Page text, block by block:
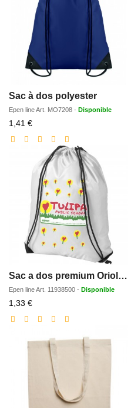
Sac à dos polyester
Epen lineArt. MO7208 - Disponible
1,41 €Prix
réduit
Sac a dos premium Oriole 5L
Epen lineArt. 11938500 - Disponible
1,33 €Prix
réduit